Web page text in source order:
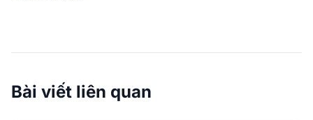
Bài viết liên quan